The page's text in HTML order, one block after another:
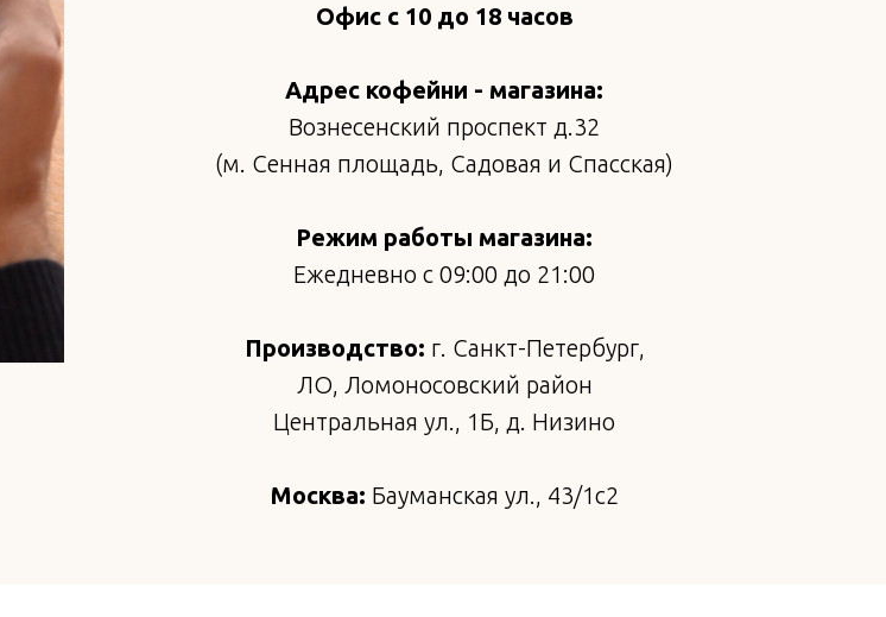
Офис с 10 до 18 часов
Адрес кофейни - магазина:
Вознесенский проспект д.32
(м. Сенная площадь, Садовая и Спасская)
Режим работы магазина:
Ежедневно с 09:00 до 21:00
Производство: г. Санкт-Петербург,
ЛО, Ломоносовский район
Центральная ул., 1Б, д. Низино
Москва: Бауманская ул., 43/1с2